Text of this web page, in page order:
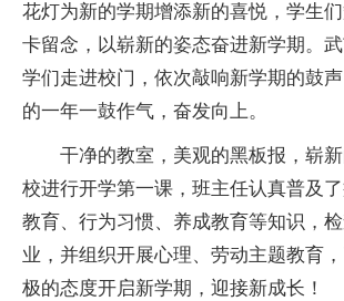
花灯为新的学期增添新的喜悦，学生
卡留念，以崭新的姿态奋进新学期。
学们走进校门，依次敲响新学期的鼓
的一年一鼓作气，奋发向上。
干净的教室，美观的黑板报，崭
校进行开学第一课，班主任认真普及
教育、行为习惯、养成教育等知识，
业，并组织开展心理、劳动主题教育
极的态度开启新学期，迎接新成长！